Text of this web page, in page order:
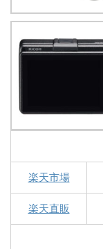
楽天市場
楽天直販